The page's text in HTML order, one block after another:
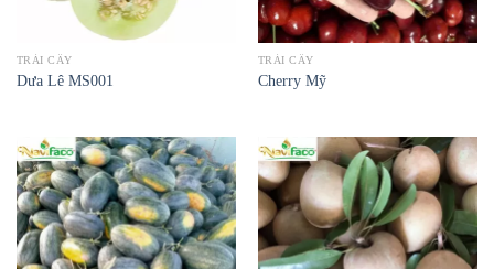
TRÁI CÂY
Dưa Lê MS001
TRÁI CÂY
Cherry Mỹ